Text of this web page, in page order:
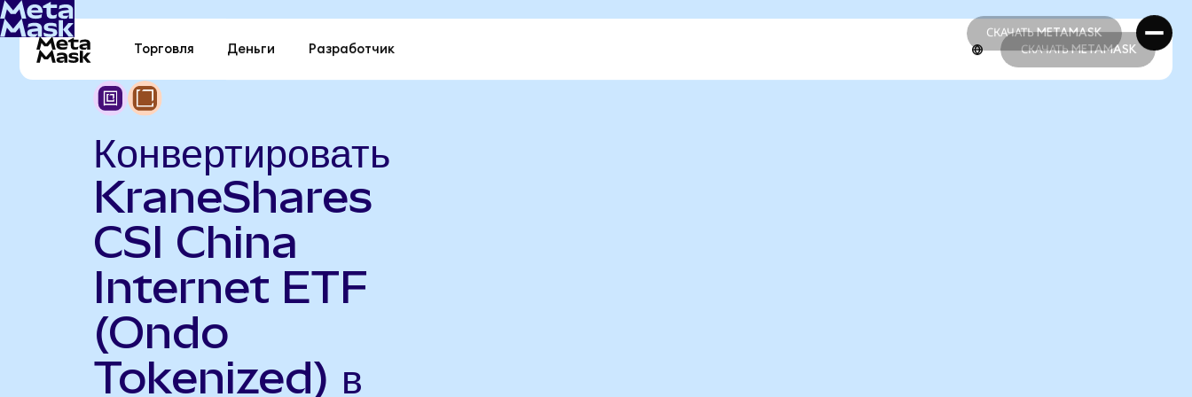
СКАЧАТЬ METAMASK
СКАЧАТЬ METAMASK
Торговля Деньги Разработчик СКАЧАТЬ METAMASK
Конвертировать
KraneShares
CSI China
Internet ETF
(Ondo
Tokenized) в